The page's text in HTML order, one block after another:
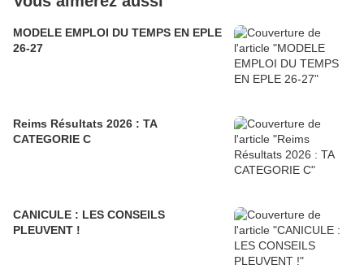
MODELE EMPLOI DU TEMPS EN EPLE
26-27
Reims Résultats 2026 : TA
CATEGORIE C
CANICULE : LES CONSEILS
PLEUVENT !